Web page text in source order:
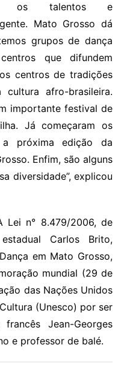
os talentos e
Mato Grosso dá
grupos de dança
que difundem
centros de tradições
cultura afro-brasileira.
importante festival de
Já começaram os
próxima edição da
Enfim, são alguns
diversidade”, explicou
n° 8.479/2006, de
Carlos Brito,
em Mato Grosso,
mundial (29 de
das Nações Unidos
(Unesco) por ser
Jean-Georges
e professor de balé.